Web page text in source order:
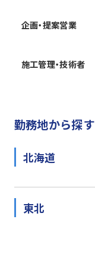
企画・提案営業
施工管理・技術者
勤務地から探す
北海道
東北